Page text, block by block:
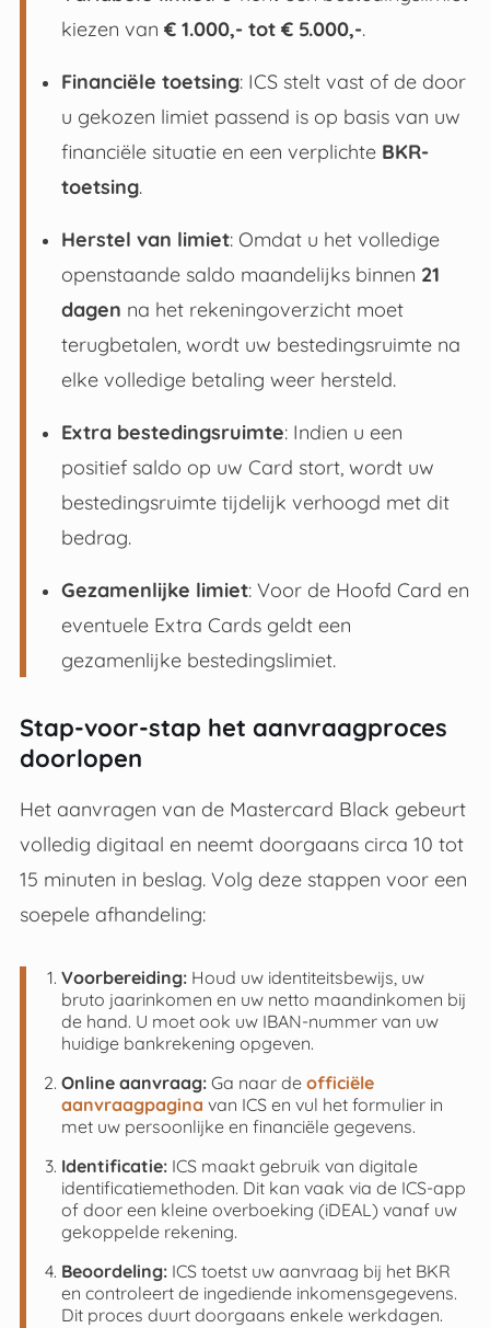
kiezen van € 1.000,- tot € 5.000,-.
Financiële toetsing: ICS stelt vast of de door
u gekozen limiet passend is op basis van uw
financiële situatie en een verplichte BKR-
toetsing.
Herstel van limiet: Omdat u het volledige
openstaande saldo maandelijks binnen 21
dagen na het rekeningoverzicht moet
terugbetalen, wordt uw bestedingsruimte na
elke volledige betaling weer hersteld.
Extra bestedingsruimte: Indien u een
positief saldo op uw Card stort, wordt uw
bestedingsruimte tijdelijk verhoogd met dit
bedrag.
Gezamenlijke limiet: Voor de Hoofd Card en
eventuele Extra Cards geldt een
gezamenlijke bestedingslimiet.
Stap-voor-stap het aanvraagproces
doorlopen
Het aanvragen van de Mastercard Black gebeurt
volledig digitaal en neemt doorgaans circa 10 tot
15 minuten in beslag. Volg deze stappen voor een
soepele afhandeling:
Voorbereiding:Houd uw identiteitsbewijs, uw
bruto jaarinkomen en uw netto maandinkomen bij
de hand. U moet ook uw IBAN-nummer van uw
huidige bankrekening opgeven.
Online aanvraag:Ga naar de officiële
aanvraagpagina van ICS en vul het formulier in
met uw persoonlijke en financiële gegevens.
Identificatie:ICS maakt gebruik van digitale
identificatiemethoden. Dit kan vaak via de ICS-app
of door een kleine overboeking (iDEAL) vanaf uw
gekoppelde rekening.
Beoordeling:ICS toetst uw aanvraag bij het BKR
en controleert de ingediende inkomensgegevens.
Dit proces duurt doorgaans enkele werkdagen.